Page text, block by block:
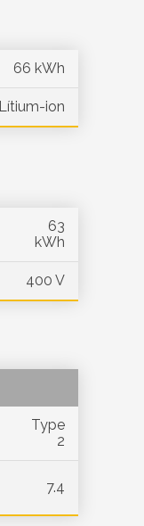
66 kWh
Lítium-ion
63
kWh
400 V
Type
2
7.4